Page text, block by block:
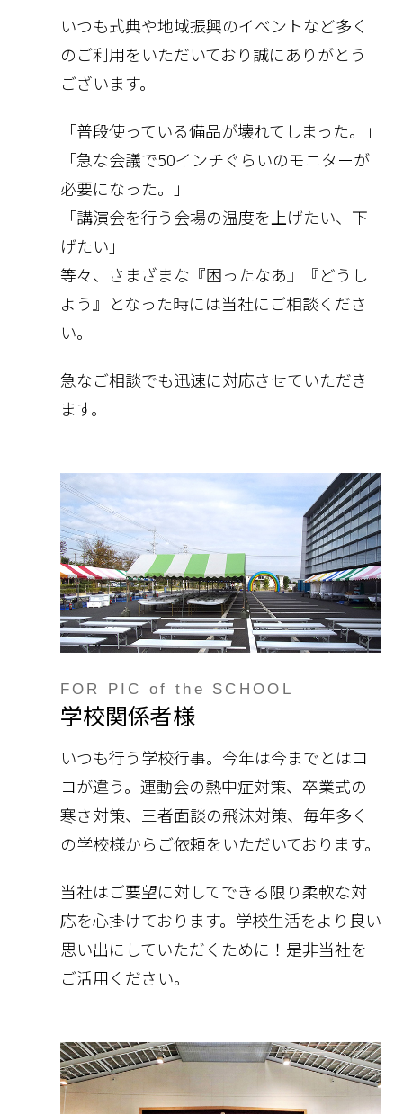
いつも式典や地域振興のイベントなど多く
のご利用をいただいており誠にありがとう
ございます。
「普段使っている備品が壊れてしまった。」
「急な会議で50インチぐらいのモニターが
必要になった。」
「講演会を行う会場の温度を上げたい、下
げたい」
等々、さまざまな『困ったなあ』『どうし
よう』となった時には当社にご相談くださ
い。
急なご相談でも迅速に対応させていただき
ます。
FOR PIC of the SCHOOL
学校関係者様
いつも行う学校行事。今年は今までとはコ
コが違う。運動会の熱中症対策、卒業式の
寒さ対策、三者面談の飛沫対策、毎年多く
の学校様からご依頼をいただいております。
当社はご要望に対してできる限り柔軟な対
応を心掛けております。学校生活をより良い
思い出にしていただくために！是非当社を
ご活用ください。